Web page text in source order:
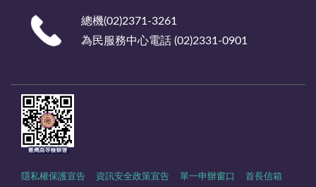
總機(02)2371-3261
為民服務中心電話 (02)2331-0901
隱私權保護宣告 資訊安全政策宣告 單一申辦窗口 首長信箱